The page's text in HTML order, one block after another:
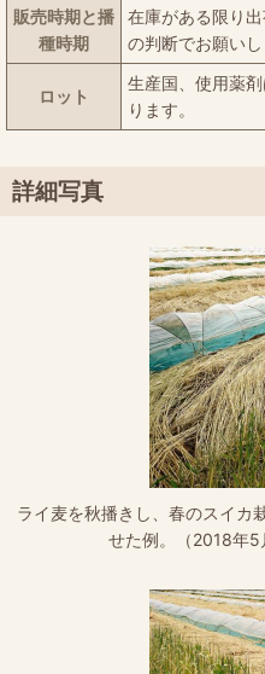
販売時期と播
種時期
在庫がある限り
の判断でお願いし
ロット
生産国、使用薬
ります。
詳細写真
ライ麦を秋播きし、春のスイカ
せた例。（2018年5